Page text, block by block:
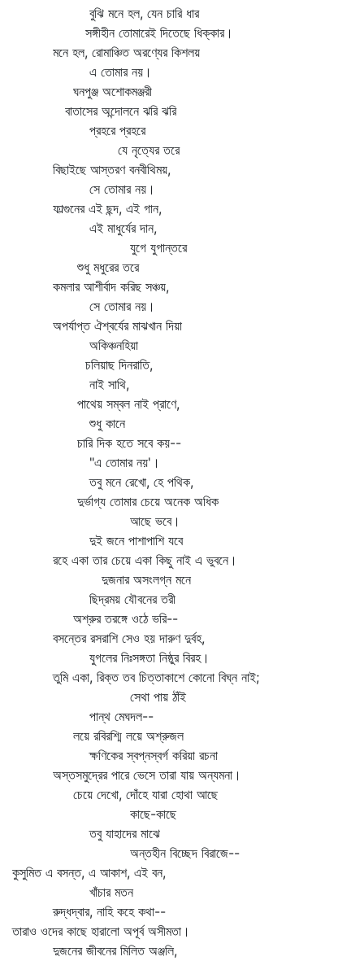
বুঝি মনে হল, যেন চারি ধার
সঙ্গীহীন তোমারেই দিতেছে ধিক্কার।
মনে হল, রোমাঞ্চিত অরণ্যের কিশলয়
এ তোমার নয়।
ঘনপুঞ্জ অশোকমঞ্জরী
বাতাসের অন্দোলনে ঝরি ঝরি
প্রহরে প্রহরে
যে নৃত্যের তরে
বিছাইছে আস্তরণ বনবীথিময়,
সে তোমার নয়।
ফাল্গুনের এই ছন্দ, এই গান,
এই মাধুর্যের দান,
যুগে যুগান্তরে
শুধু মধুরের তরে
কমলার আশীর্বাদ করিছ সঞ্চয়,
সে তোমার নয়।
অপর্যাপ্ত ঐশ্বর্যের মাঝখান দিয়া
অকিঞ্চনহিয়া
চলিয়াছ দিনরাতি,
নাই সাথি,
পাথেয় সম্বল নাই প্রাণে,
শুধু কানে
চারি দিক হতে সবে কয়--
"এ তোমার নয়'।
তবু মনে রেখো, হে পথিক,
দুর্ভাগ্য তোমার চেয়ে অনেক অধিক
আছে ভবে।
দুই জনে পাশাপাশি যবে
রহে একা তার চেয়ে একা কিছু নাই এ ভুবনে।
দুজনার অসংলগ্ন মনে
ছিদ্রময় যৌবনের তরী
অশ্রুর তরঙ্গে ওঠে ভরি--
বসন্তের রসরাশি সেও হয় দারুণ দুর্বহ,
যুগলের নিঃসঙ্গতা নিষ্ঠুর বিরহ।
তুমি একা, রিক্ত তব চিত্তাকাশে কোনো বিঘ্ন নাই;
সেথা পায় ঠাঁই
পান্থ মেঘদল--
লয়ে রবিরশ্মি লয়ে অশ্রুজল
ক্ষণিকের স্বপ্নস্বর্গ করিয়া রচনা
অস্তসমুদ্রের পারে ভেসে তারা যায় অন্যমনা।
চেয়ে দেখো, দোঁহে যারা হোথা আছে
কাছে-কাছে
তবু যাহাদের মাঝে
অন্তহীন বিচ্ছেদ বিরাজে--
কুসুমিত এ বসন্ত, এ আকাশ, এই বন,
খাঁচার মতন
রুদ্ধদ্বার, নাহি কহে কথা--
তারাও ওদের কাছে হারালো অপূর্ব অসীমতা।
দুজনের জীবনের মিলিত অঞ্জলি,